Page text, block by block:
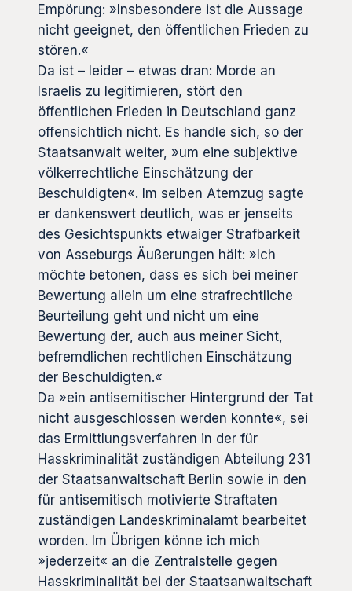
Empörung: »Insbesondere ist die Aussage
nicht geeignet, den öffentlichen Frieden zu
stören.«
Da ist – leider – etwas dran: Morde an
Israelis zu legitimieren, stört den
öffentlichen Frieden in Deutschland ganz
offensichtlich nicht. Es handle sich, so der
Staatsanwalt weiter, »um eine subjektive
völkerrechtliche Einschätzung der
Beschuldigten«. Im selben Atemzug sagte
er dankenswert deutlich, was er jenseits
des Gesichtspunkts etwaiger Strafbarkeit
von Asseburgs Äußerungen hält: »Ich
möchte betonen, dass es sich bei meiner
Bewertung allein um eine strafrechtliche
Beurteilung geht und nicht um eine
Bewertung der, auch aus meiner Sicht,
befremdlichen rechtlichen Einschätzung
der Beschuldigten.«
Da »ein antisemitischer Hintergrund der Tat
nicht ausgeschlossen werden konnte«, sei
das Ermittlungsverfahren in der für
Hasskriminalität zuständigen Abteilung 231
der Staatsanwaltschaft Berlin sowie in den
für antisemitisch motivierte Straftaten
zuständigen Landeskriminalamt bearbeitet
worden. Im Übrigen könne ich mich
»jederzeit« an die Zentralstelle gegen
Hasskriminalität bei der Staatsanwaltschaft